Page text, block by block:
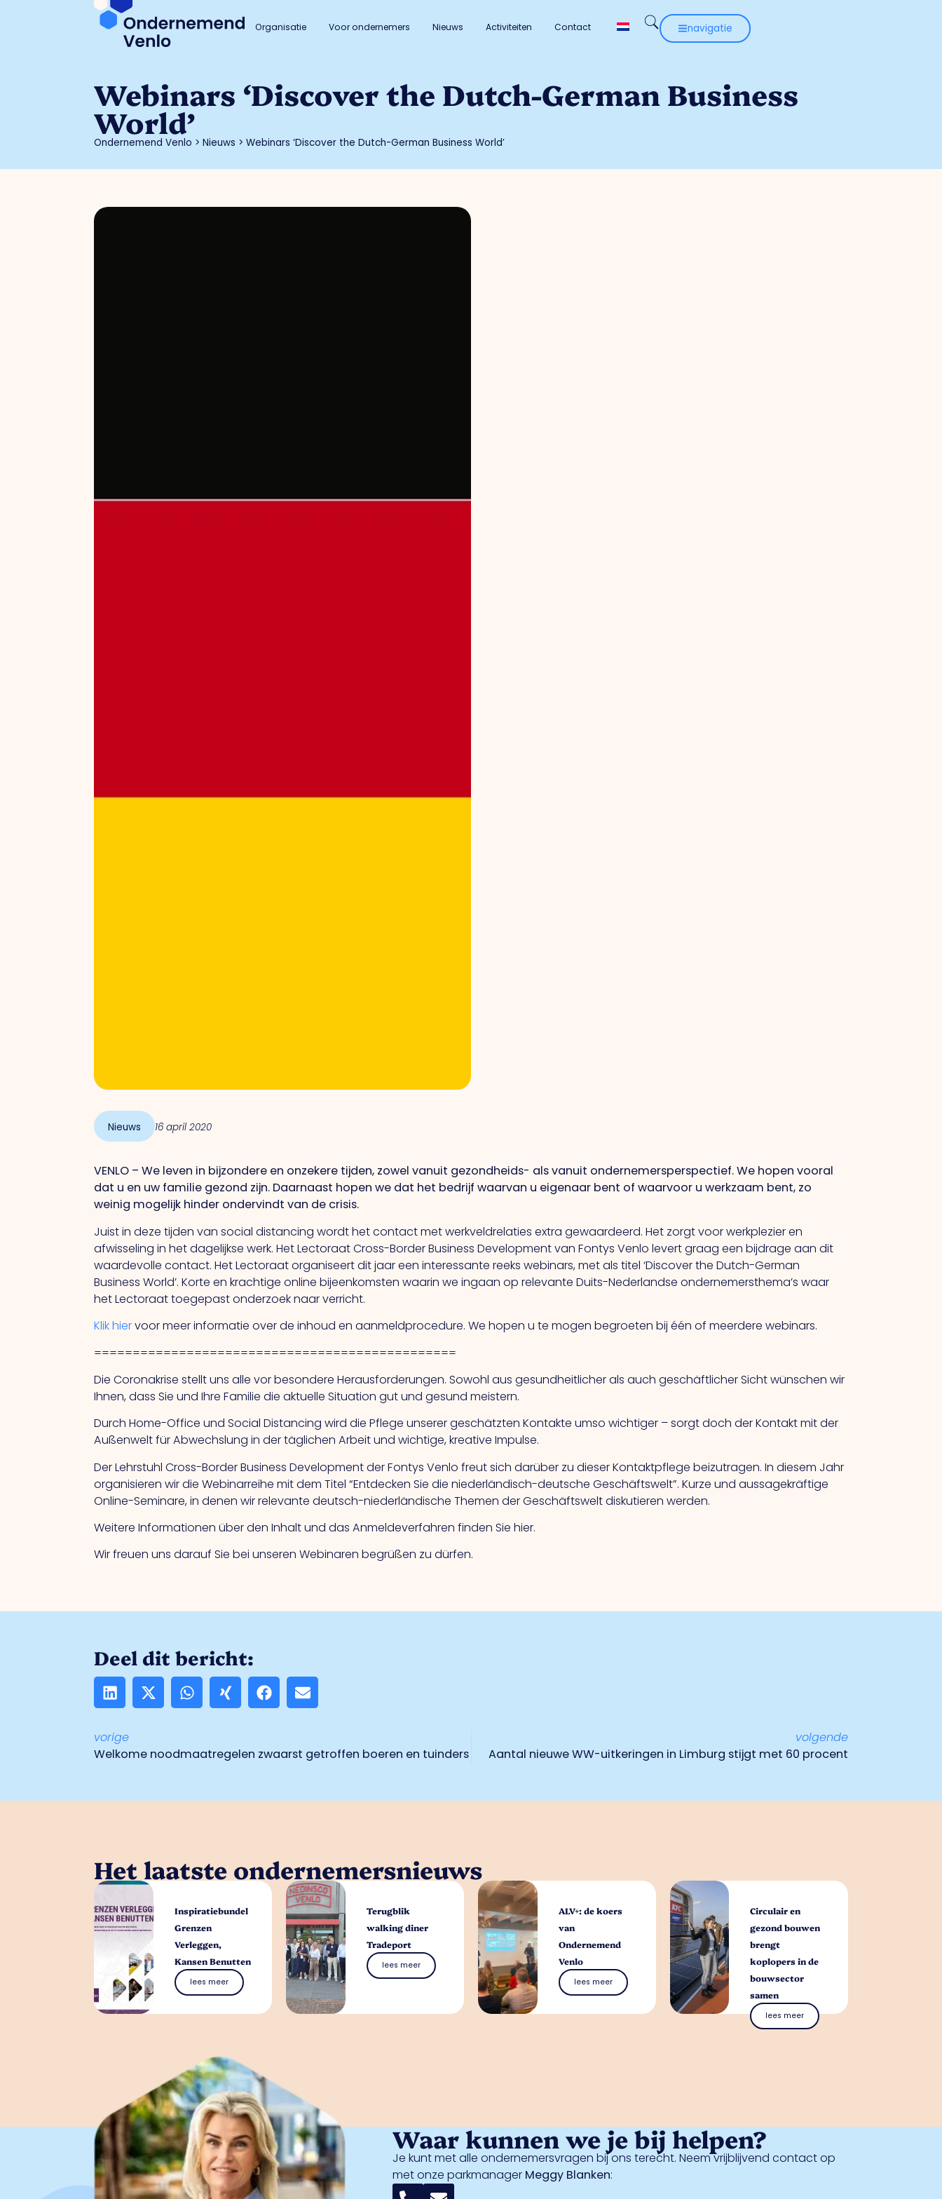
Organisatie Voor ondernemers Nieuws Activiteiten Contact navigatie
Webinars ‘Discover the Dutch-German Business
World’
Ondernemend Venlo >Nieuws >Webinars ‘Discover the Dutch-German Business World’
Nieuws 16 april 2020
VENLO – We leven in bijzondere en onzekere tijden, zowel vanuit gezondheids- als vanuit ondernemersperspectief. We hopen vooral
dat u en uw familie gezond zijn. Daarnaast hopen we dat het bedrijf waarvan u eigenaar bent of waarvoor u werkzaam bent, zo
weinig mogelijk hinder ondervindt van de crisis.
Juist in deze tijden van social distancing wordt het contact met werkveldrelaties extra gewaardeerd. Het zorgt voor werkplezier en
afwisseling in het dagelijkse werk. Het Lectoraat Cross-Border Business Development van Fontys Venlo levert graag een bijdrage aan dit
waardevolle contact. Het Lectoraat organiseert dit jaar een interessante reeks webinars, met als titel ‘Discover the Dutch-German
Business World’. Korte en krachtige online bijeenkomsten waarin we ingaan op relevante Duits-Nederlandse ondernemersthema’s waar
het Lectoraat toegepast onderzoek naar verricht.
Klik hiervoor meer informatie over de inhoud en aanmeldprocedure. We hopen u te mogen begroeten bij één of meerdere webinars.
===============================================
Die Coronakrise stellt uns alle vor besondere Herausforderungen. Sowohl aus gesundheitlicher als auch geschäftlicher Sicht wünschen wir
Ihnen, dass Sie und Ihre Familie die aktuelle Situation gut und gesund meistern.
Durch Home-Office und Social Distancing wird die Pflege unserer geschätzten Kontakte umso wichtiger – sorgt doch der Kontakt mit der
Außenwelt für Abwechslung in der täglichen Arbeit und wichtige, kreative Impulse.
Der Lehrstuhl Cross-Border Business Development der Fontys Venlo freut sich darüber zu dieser Kontaktpflege beizutragen. In diesem Jahr
organisieren wir die Webinarreihe mit dem Titel “Entdecken Sie die niederländisch-deutsche Geschäftswelt”. Kurze und aussagekräftige
Online-Seminare, in denen wir relevante deutsch-niederländische Themen der Geschäftswelt diskutieren werden.
Weitere Informationen über den Inhalt und das Anmeldeverfahren finden Sie hier.
Wir freuen uns darauf Sie bei unseren Webinaren begrüßen zu dürfen.
Deel dit bericht:
vorige
Welkome noodmaatregelen zwaarst getroffen boeren en tuinders
volgende
Aantal nieuwe WW-uitkeringen in Limburg stijgt met 60 procent
Het laatste ondernemersnieuws
Inspiratiebundel
Grenzen
Verleggen,
Kansen Benutten
lees meer
Terugblik
walking diner
Tradeport
lees meer
ALV+: de koers
van
Ondernemend
Venlo
lees meer
Circulair en
gezond bouwen
brengt
koplopers in de
bouwsector
samen
lees meer
Waar kunnen we je bij helpen?
Je kunt met alle ondernemersvragen bij ons terecht. Neem vrijblijvend contact op
met onze parkmanager Meggy Blanken: